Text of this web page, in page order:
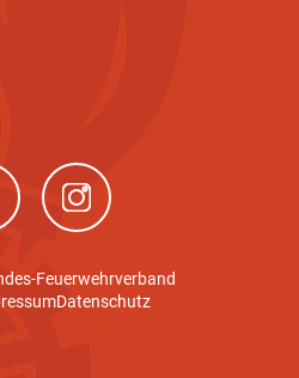
Fenster)(neues Fenster)
Feuerwehrverband
Datenschutz